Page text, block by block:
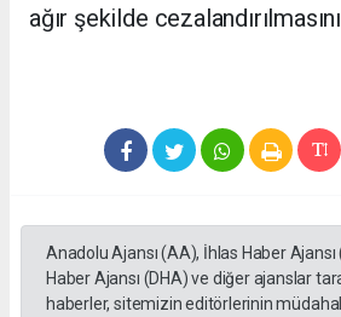
ağır şekilde
Anadolu Ajansı (AA), İhlas Haber
Haber Ajansı (DHA) ve diğer ajanslar
haberler, sitemizin editörlerinin